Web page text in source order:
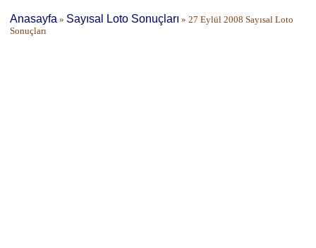
Anasayfa » Sayısal Loto Sonuçları » 27 Eylül 2008 Sayısal Loto
Sonuçları